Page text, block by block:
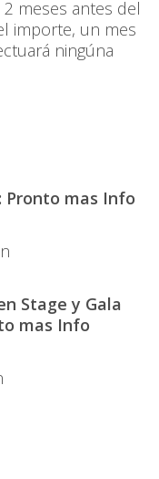
meses antes del
importe, un mes
ningúna
Pronto mas Info
Stage y Gala
mas Info